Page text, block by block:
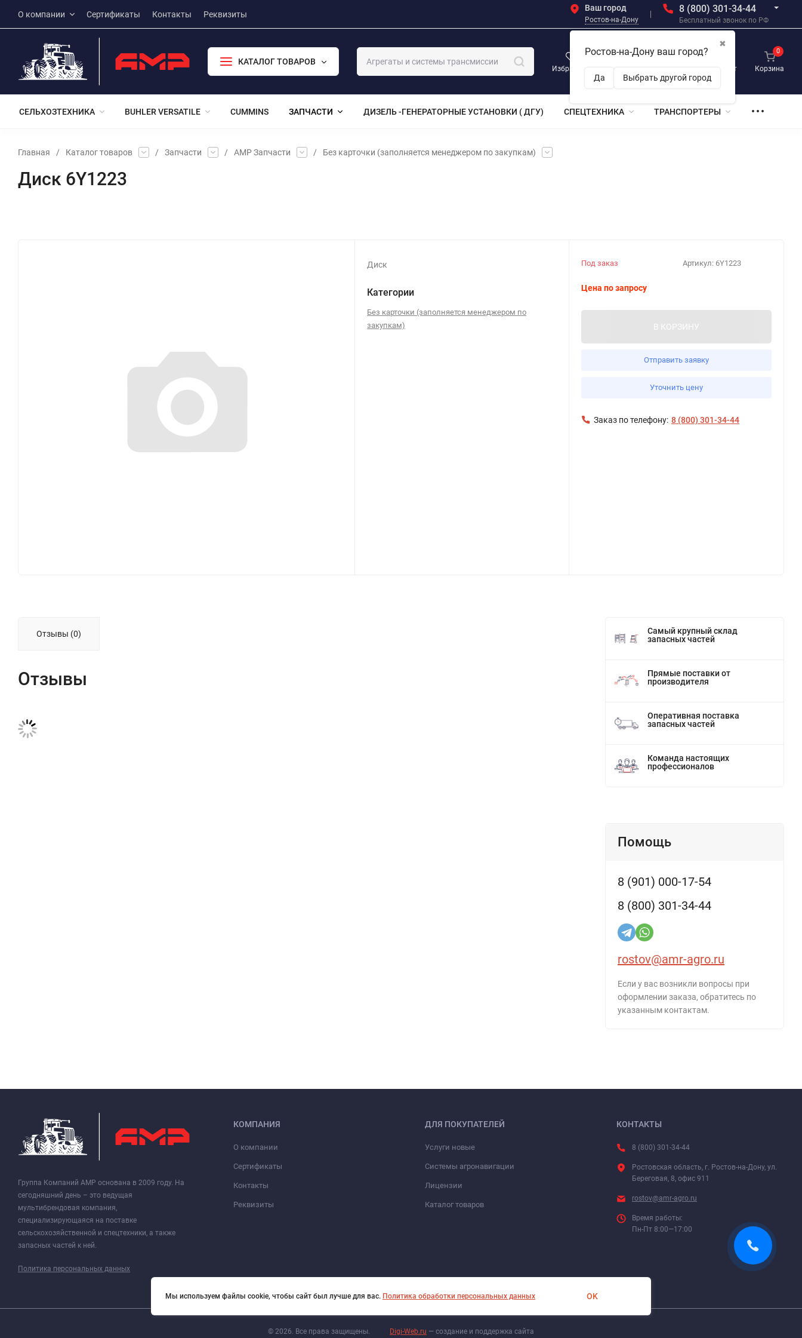
О компании Сертификаты Контакты Реквизиты
Ваш город
Ростов-на-Дону
✖
Ростов-на-Дону ваш город?
Да Выбрать другой город
8 (800) 301-34-44
Бесплатный звонок по РФ
КАТАЛОГ ТОВАРОВ
Избранное
0
Личный кабинет Корзина
0
СЕЛЬХОЗТЕХНИКА BUHLER VERSATILE CUMMINS ЗАПЧАСТИ ДИЗЕЛЬ -ГЕНЕРАТОРНЫЕ УСТАНОВКИ ( ДГУ) СПЕЦТЕХНИКА ТРАНСПОРТЕРЫ
Главная / Каталог товаров / Запчасти / АМР Запчасти / Без карточки (заполняется менеджером по закупкам)
Диск 6Y1223
Диск
Категории
Без карточки (заполняется менеджером по
закупкам)
Артикул: 6Y1223
Под заказ
Цена по запросу
В КОРЗИНУ
Отправить заявку
Уточнить цену
Заказ по телефону: 8 (800) 301-34-44
Отзывы (0)
Отзывы
Самый крупный склад
запасных частей
Прямые поставки от
производителя
Оперативная поставка
запасных частей
Команда настоящих
профессионалов
Помощь
8 (901) 000-17-54
8 (800) 301-34-44
rostov@amr-agro.ru
Если у вас возникли вопросы при
оформлении заказа, обратитесь по
указанным контактам.
Группа Компаний АМР основана в 2009 году. На
сегодняшний день – это ведущая
мультибрендовая компания,
специализирующаяся на поставке
сельскохозяйственной и спецтехники, а также
запасных частей к ней.
Политика персональных данных
КОМПАНИЯ
О компании
Сертификаты
Контакты
Реквизиты
ДЛЯ ПОКУПАТЕЛЕЙ
Услуги новые
Системы агронавигации
Лицензии
Каталог товаров
КОНТАКТЫ
8 (800) 301-34-44
Ростовская область, г. Ростов-на-Дону, ул.
Береговая, 8, офис 911
rostov@amr-agro.ru
Время работы:
Пн-Пт 8:00—17:00
© 2026. Все права защищены. Digi-Web.ru — создание и поддержка сайта
Мы используем файлы cookie, чтобы сайт был лучше для вас. Политика обработки персональных данных OK